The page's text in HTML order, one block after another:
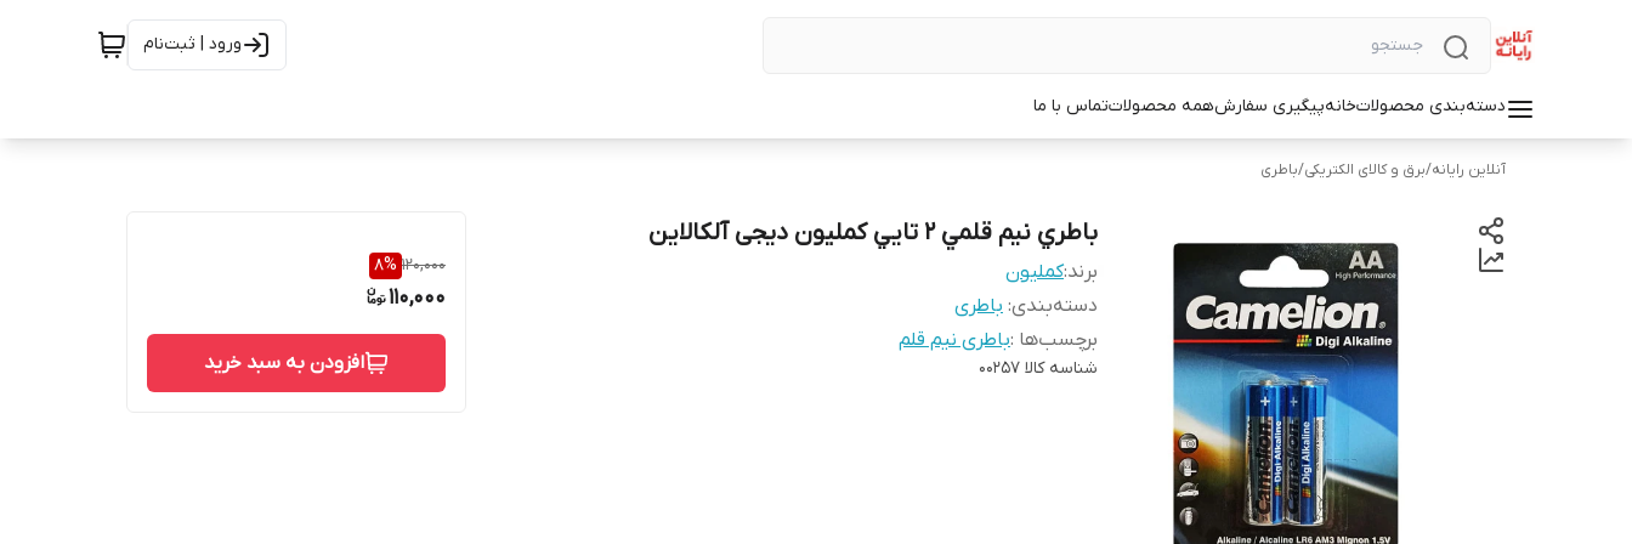
ورود | ثبت‌نام
دسته‌بندی محصولاتخانهپیگیری سفارشهمه محصولاتتماس با ما
آنلاین رایانه/برق و کالای الکتریکی/باطری
باطري نيم قلمي 2 تايي کمليون دیجی آلکالاين
برند:کملیون
دسته‌بندی: باطری
برچسب‌ها :باطری نیم قلم
شناسه کالا 00257
120,000
8%
110,000
افزودن به سبد خرید